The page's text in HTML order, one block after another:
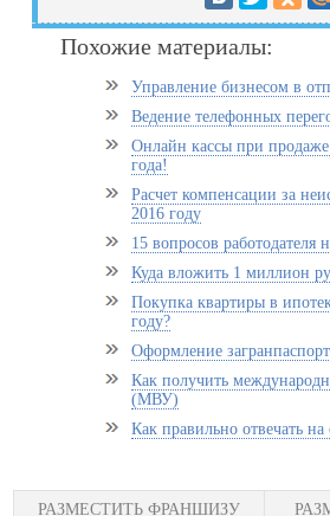
Похожие материалы:
Управление бизнесом в
Ведение телефонных
Онлайн кассы при продаже
года!
Расчет компенсации за
2016 году
15 вопросов работодателя
Куда вложить 1 миллион
Покупка квартиры в
году?
Оформление
Как получить
(МВУ)
Как правильно отвечать на
РАЗМЕСТИТЬ ФРАНШИЗУ